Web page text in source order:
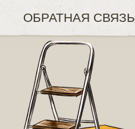
ОБРАТНАЯ СВЯЗЬ